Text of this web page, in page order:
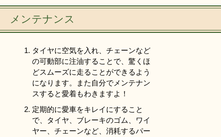
RSS
閉じる
メンテナンス
タイヤに空気を入れ、チェーンなど
の可動部に注油することで、驚くほ
どスムーズに走ることができるよう
になります。また自分でメンテナン
スすると愛着もわきますよ！
定期的に愛車をキレイにすること
で、タイヤ、ブレーキのゴム、ワイ
ヤー、チェーンなど、消耗するパー